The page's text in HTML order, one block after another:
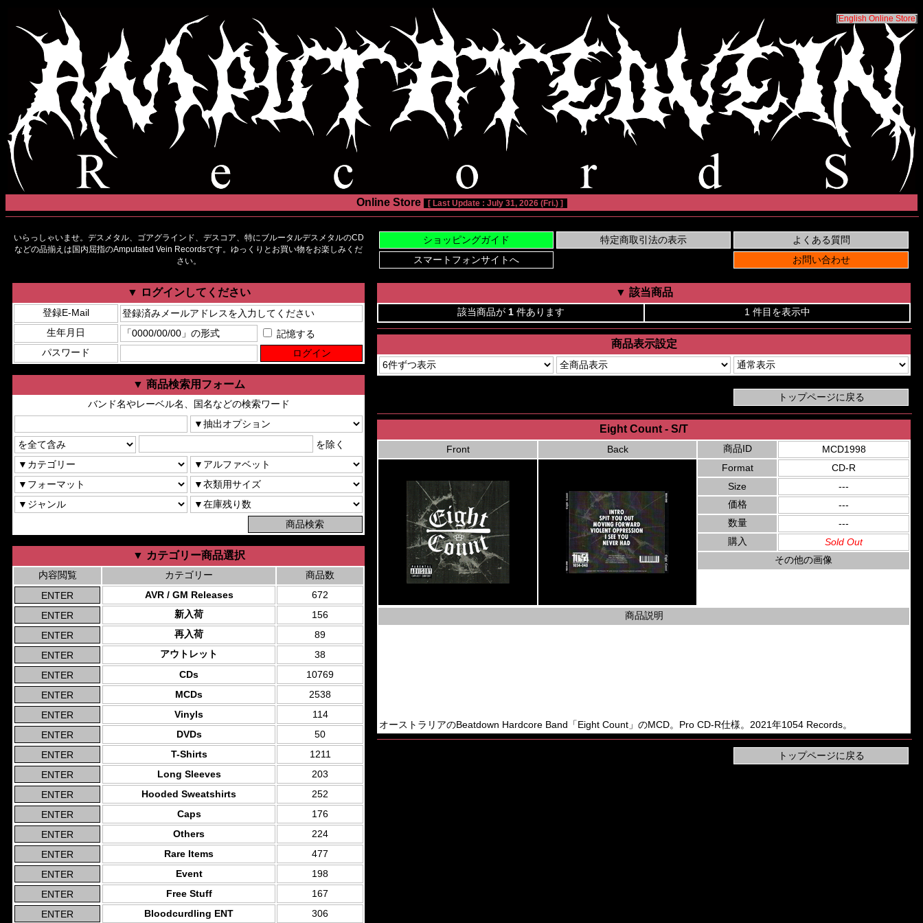
[English Online Store]
Online Store [ Last Update : July 31, 2026 (Fri.) ]
いらっしゃいませ。デスメタル、ゴアグラインド、デスコア、特にブルータルデスメタルのCD
などの品揃えは国内屈指のAmputated Vein Recordsです。ゆっくりとお買い物をお楽しみくだ
さい。
▼ ログインしてください
登録E-Mail
生年月日
記憶する
パスワード
▼ 商品検索用フォーム
バンド名やレーベル名、国名などの検索ワード
を除く
▼ カテゴリー商品選択
内容閲覧 カテゴリー
商品数
AVR / GM Releases
672
新入荷
156
再入荷
89
アウトレット
38
CDs
10769
MCDs
2538
Vinyls
114
DVDs
50
T-Shirts
1211
Long Sleeves
203
Hooded Sweatshirts
252
Caps
176
Others
224
Rare Items
477
Event
198
Free Stuff
167
Bloodcurdling ENT
306
▼ 該当商品
該当商品が 1 件あります 1 件目を表示中
商品表示設定
Eight Count - S/T
Front Back 商品ID
MCD1998
Format
CD-R
Size
---
価格
---
数量
---
購入
Sold Out
その他の画像
商品説明
オーストラリアのBeatdown Hardcore Band「Eight Count」のMCD。Pro CD-R仕様。2021年1054 Records。